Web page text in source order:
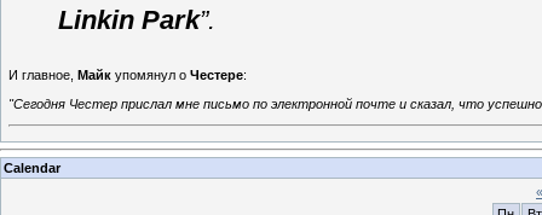
Linkin Park”.
И главное, Майк упомянул о Честере:
"Сегодня Честер прислал мне письмо по электронной почте и сказал, что
Calendar
«